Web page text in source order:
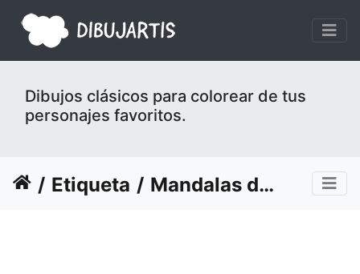
Dibujos clásicos para colorear de tus
personajes favoritos.
Etiqueta Mandalas de Halloween